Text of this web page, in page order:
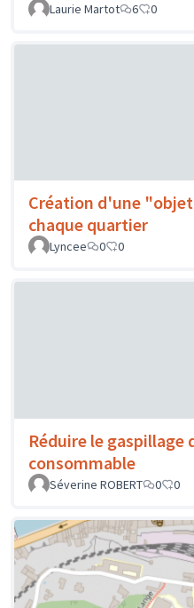
Laurie Martot
6 0
Création d'une
chaque quartier
Lyncee
0 0
Réduire le gaspillage
consommable
Séverine ROBERT
0 0